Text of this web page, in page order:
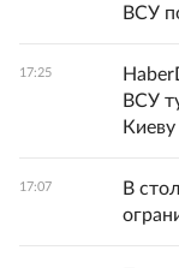
ВСУ
17:25
ВСУ
Киеву
17:07
В